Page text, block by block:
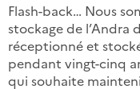
Flash-back… Nous
stockage de l’Andra
réceptionné et
pendant vingt-cinq
qui souhaite